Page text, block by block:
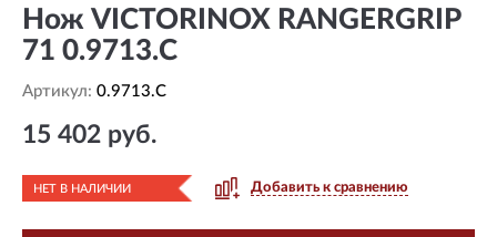
Нож VICTORINOX RANGERGRIP
71 0.9713.C
Артикул: 0.9713.C
15 402 руб.
НЕТ В НАЛИЧИИ Добавить к сравнению